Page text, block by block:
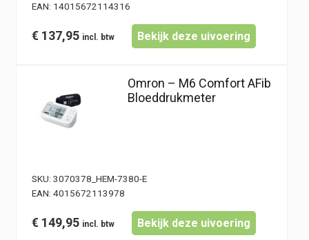
EAN: 14015672114316
€ 137,95 Bekijk deze uivoering
Omron – M6 Comfort AFib
Bloeddrukmeter
SKU: 3070378_HEM-7380-E
EAN: 4015672113978
€ 149,95 Bekijk deze uivoering